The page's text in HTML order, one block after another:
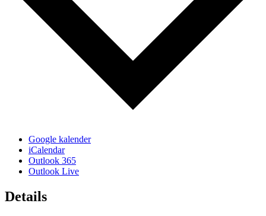
Google kalender
iCalendar
Outlook 365
Outlook Live
Details